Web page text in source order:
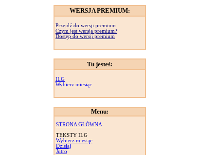
WERSJA PREMIUM:
Przejdź do wersji premium
Czym jest wersja premium?
Dostęp do wersji premium
Tu jesteś:
ILG
Wybierz miesiąc
Menu:
STRONA GŁÓWNA
TEKSTY ILG
Wybierz miesiąc
Dzisiaj
Jutro